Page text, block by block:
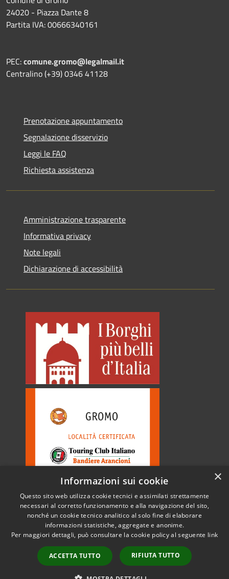
24020 - Piazza Dante 8
Partita IVA: 00666340161
PEC:comune.gromo@legalmail.it
Centralino (+39) 0346 41128
Prenotazione appuntamento
Segnalazione disservizio
Leggi le FAQ
Richiesta assistenza
Amministrazione trasparente
Informativa privacy
Note legali
Dichiarazione di accessibilità
Accessibilità
Copyright © 2026 • Comune di
Gromo • Powered by
Municipium•
Accesso
redazione
×
Informazioni sui cookie
Questo sito web utilizza cookie tecnici e assimilati strettamente
necessari al corretto funzionamento e alla navigazione del sito,
nonché un cookie tecnico analitico al solo fine di elaborare
informazioni statistiche, aggregate e anonime.
Per maggiori dettagli, può consultare la cookie policy al seguente link
ACCETTA TUTTO RIFIUTA TUTTO